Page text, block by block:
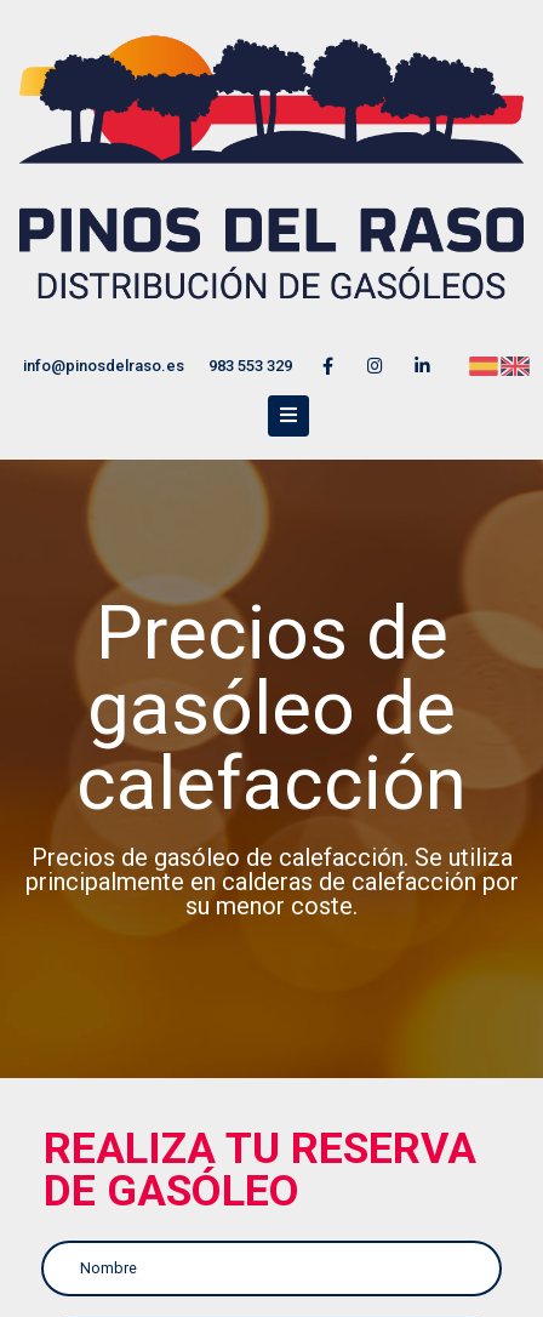
info@pinosdelraso.es 983 553 329
Precios de
gasóleo de
calefacción
Precios de gasóleo de calefacción. Se utiliza
principalmente en calderas de calefacción por
su menor coste.
REALIZA TU RESERVA
DE GASÓLEO